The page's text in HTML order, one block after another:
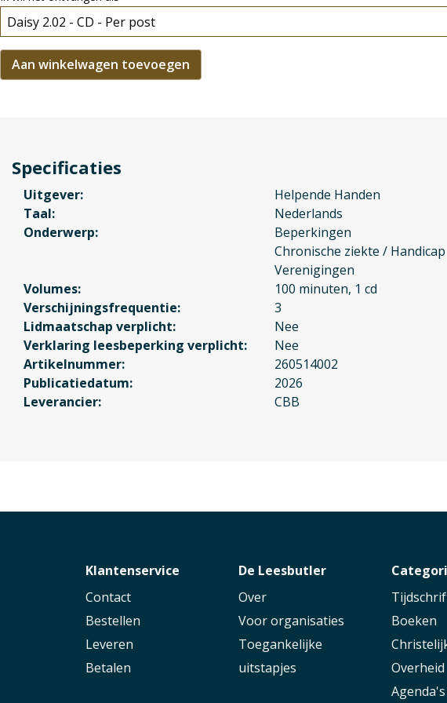
Specificaties
Uitgever
Helpende Handen
Taal
Nederlands
Onderwerp
Beperkingen
Chronische ziekte / Handicap
Verenigingen
Volumes
100 minuten, 1 cd
Verschijningsfrequentie
3
Lidmaatschap verplicht
Nee
Verklaring leesbeperking verplicht
Nee
Artikelnummer
260514002
Publicatiedatum
2026
Leverancier
CBB
Klantenservice
Contact
Bestellen
Leveren
Betalen
De Leesbutler
Over
Voor organisaties
Toegankelijke
uitstapjes
Boeken
Overheid